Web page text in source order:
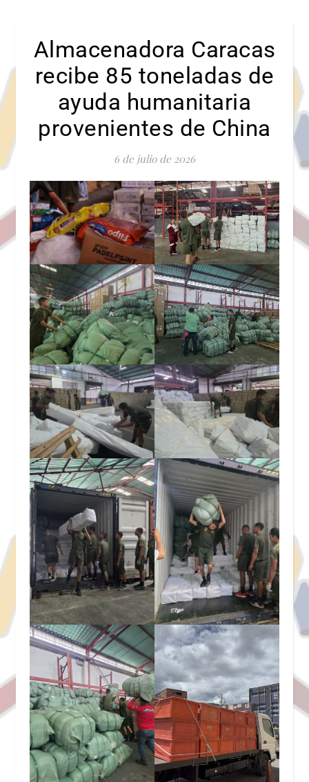
Almacenadora Caracas
recibe 85 toneladas de
ayuda humanitaria
provenientes de China
6 de julio de 2026